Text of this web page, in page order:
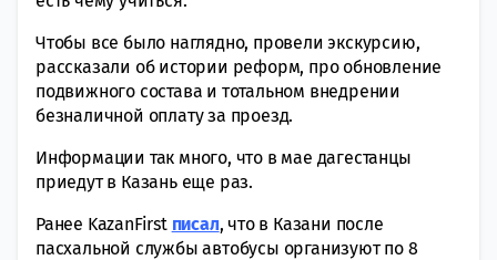
Чтобы все было наглядно, провели экскурсию,
рассказали об истории реформ, про обновление
подвижного состава и тотальном внедрении
безналичной оплату за проезд.
Информации так много, что в мае дагестанцы
приедут в Казань еще раз.
Ранее KazanFirst писал, что в Казани после
пасхальной службы автобусы организуют по 8